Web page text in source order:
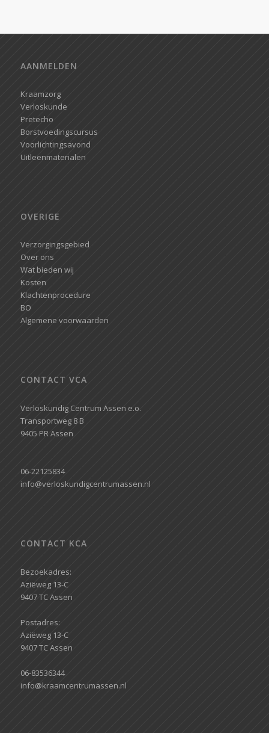
AANMELDEN
Kraamzorg
Verloskunde
Pretecho
Borstvoedingscursus
Voorlichtingsavond
Uitleenmaterialen
OVERIGE
Verzorgingsgebied
Over ons
Wat bieden wij
Kosten
Klachtenprocedure
BO
Algemene voorwaarden
CONTACT VCA
Verloskundig Centrum Assen e.o.
Transportweg 8 B
9405 PR Assen
06-22125834
info@verloskundigcentrumassen.nl
CONTACT KCA
Bezoekadres:
Aziëweg 13-C
9407 TC Assen
Postadres:
Aziëweg 13-C
9407 TC Assen
06-83536344
info@kraamcentrumassen.nl